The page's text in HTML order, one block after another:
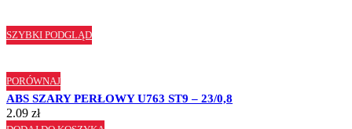
SZYBKI PODGLĄD
PORÓWNAJ
ABS SZARY PERŁOWY U763 ST9 – 23/0,8
2.09 zł